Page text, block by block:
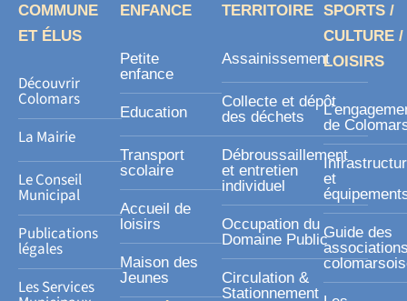
s
r
COMMUNE
ET ÉLUS
Découvrir
Colomars
La Mairie
Le Conseil
Municipal
Publications
légales
Les Services
ENFANCE
Petite
enfance
Education
Transport
scolaire
Accueil de
loisirs
Maison des
Jeunes
TERRITOIRE
Assainissement
Collecte et dépôt
des déchets
Débroussaillement
et entretien
individuel
Occupation du
Domaine Public
Circulation &
Stationnement
SPORTS /
CULTURE /
LOISIRS
de
et
Guide des